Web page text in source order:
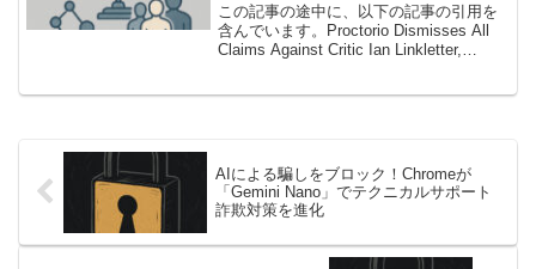
この記事の途中に、以下の記事の引用を
含んでいます。Proctorio Dismisses All
Claims Against Critic Ian Linkletter,
AIによる騙しをブロック！Chromeが
「Gemini Nano」でテクニカルサポート
詐欺対策を進化